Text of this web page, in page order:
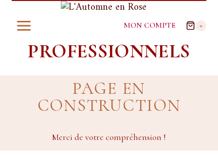
MON COMPTE 0
PROFESSIONNELS
PAGE EN
CONSTRUCTION
Merci de votre compréhension !